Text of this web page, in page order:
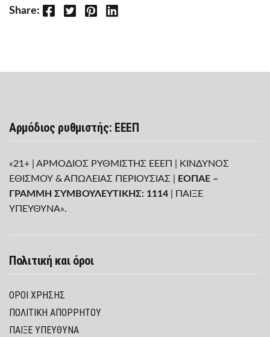
Share: Facebook Twitter Pinterest LinkedIn
Αρμόδιος ρυθμιστής: ΕΕΕΠ
«21+ | ΑΡΜΟΔΙΟΣ ΡΥΘΜΙΣΤΗΣ ΕΕΕΠ | ΚΙΝΔΥΝΟΣ
ΕΘΙΣΜΟΥ & ΑΠΩΛΕΙΑΣ ΠΕΡΙΟΥΣΙΑΣ |
ΕΟΠΑΕ –
ΓΡΑΜΜΗ ΣΥΜΒΟΥΛΕΥΤΙΚΗΣ: 1114 | ΠΑΙΞΕ
ΥΠΕΥΘΥΝΑ».
Πολιτική και όροι
ΌΡΟΙ ΧΡΉΣΗΣ
ΠΟΛΙΤΙΚΉ ΑΠΟΡΡΉΤΟΥ
ΠΑΊΞΕ ΥΠΕΎΘΥΝΑ